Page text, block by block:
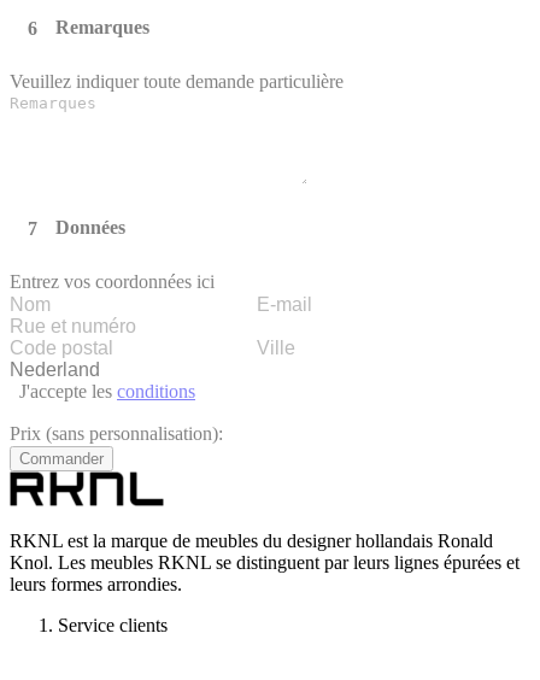
Remarques
Veuillez indiquer toute demande particulière
Données
Entrez vos coordonnées ici
J'accepte les conditions
Prix (sans personnalisation):
Commander
RKNL est la marque de meubles du designer hollandais Ronald
Knol. Les meubles RKNL se distinguent par leurs lignes épurées et
leurs formes arrondies.
Service clients